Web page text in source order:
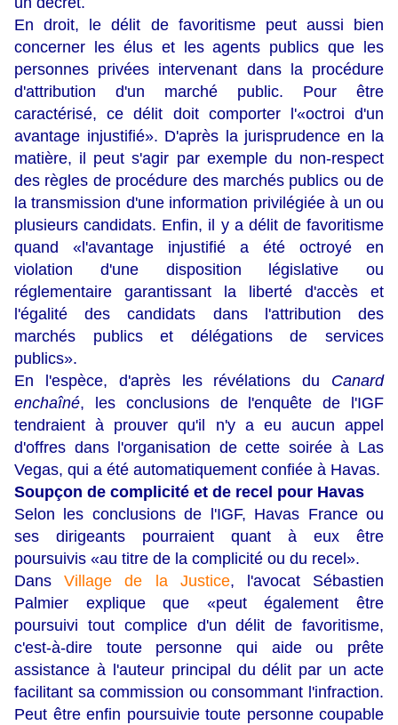
En droit, le délit de favoritisme peut aussi bien
concerner les élus et les agents publics que les
personnes privées intervenant dans la procédure
d'attribution d'un marché public. Pour être
caractérisé, ce délit doit comporter l'«octroi d'un
avantage injustifié». D'après la jurisprudence en la
matière, il peut s'agir par exemple du non-respect
des règles de procédure des marchés publics ou de
la transmission d'une information privilégiée à un ou
plusieurs candidats. Enfin, il y a délit de favoritisme
quand «l'avantage injustifié a été octroyé en
violation d'une disposition législative ou
réglementaire garantissant la liberté d'accès et
l'égalité des candidats dans l'attribution des
marchés publics et délégations de services
publics».
En l'espèce, d'après les révélations du Canard
enchaîné, les conclusions de l'enquête de l'IGF
tendraient à prouver qu'il n'y a eu aucun appel
d'offres dans l'organisation de cette soirée à Las
Vegas, qui a été automatiquement confiée à Havas.
Soupçon de complicité et de recel pour Havas
Selon les conclusions de l'IGF, Havas France ou
ses dirigeants pourraient quant à eux être
poursuivis «au titre de la complicité ou du recel».
DansVillage de la Justice, l'avocat Sébastien
Palmier explique que «peut également être
poursuivi tout complice d'un délit de favoritisme,
c'est-à-dire toute personne qui aide ou prête
assistance à l'auteur principal du délit par un acte
facilitant sa commission ou consommant l'infraction.
Peut être enfin poursuivie toute personne coupable